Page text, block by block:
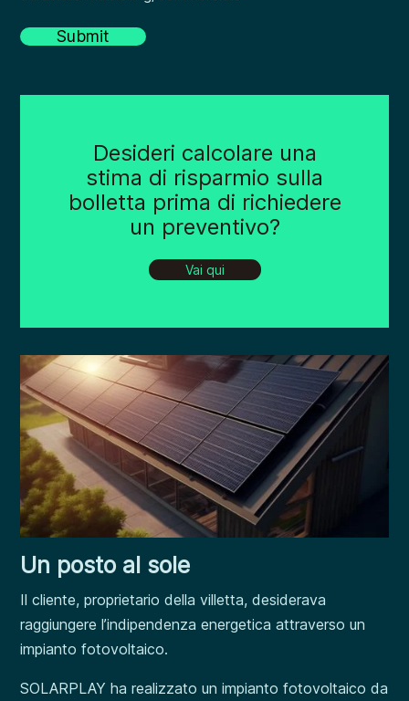
Desideri calcolare una
stima di risparmio sulla
bolletta prima di richiedere
un preventivo?
Vai qui
Un posto al sole
Il cliente, proprietario della villetta, desiderava
raggiungere l’indipendenza energetica attraverso un
impianto fotovoltaico.
SOLARPLAY ha realizzato un impianto fotovoltaico da